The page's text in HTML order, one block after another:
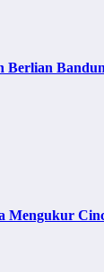
Berlian
Mengukur